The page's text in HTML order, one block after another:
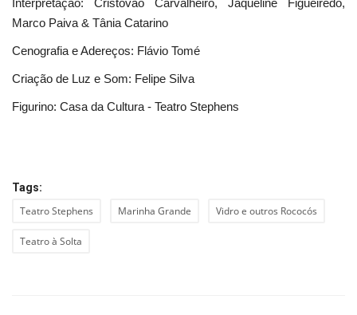
Marco Paiva & Tânia Catarino
Cenografia e Adereços: Flávio Tomé
Criação de Luz e Som: Felipe Silva
Figurino: Casa da Cultura - Teatro Stephens
Tags:
Teatro Stephens Marinha Grande Vidro e outros Rococós
Teatro à Solta